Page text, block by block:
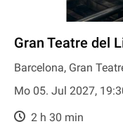
Gran Teatre del
Barcelona, Gran
Mo 05. Jul 2027,
2 h 30 min